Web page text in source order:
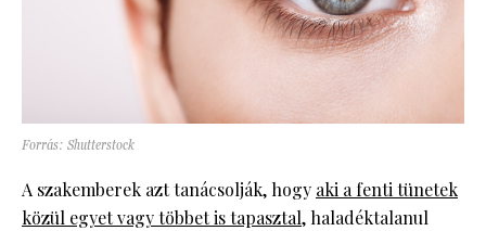
Forrás: Shutterstock
A szakemberek azt tanácsolják, hogy aki a fenti tünetek
közül egyet vagy többet is tapasztal, haladéktalanul